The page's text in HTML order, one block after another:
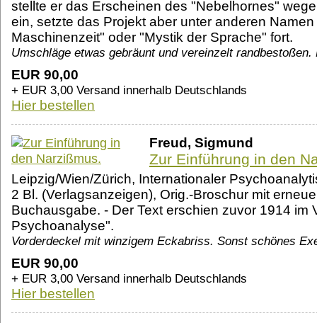
stellte er das Erscheinen des "Nebelhornes"
ein, setzte das Projekt aber unter anderen
Maschinenzeit" oder "Mystik der Sprache" fort.
Umschläge etwas gebräunt und vereinzelt
EUR 90,00
+ EUR 3,00 Versand innerhalb Deutschlands
Hier bestellen
Freud, Sigmund
Zur Einführung in den
Leipzig/Wien/Zürich, Internationaler
2 Bl. (Verlagsanzeigen), Orig.-Broschur mit
Buchausgabe. - Der Text erschien zuvor 1914 im
Psychoanalyse".
Vorderdeckel mit winzigem Eckabriss. Sonst schönes
EUR 90,00
+ EUR 3,00 Versand innerhalb Deutschlands
Hier bestellen